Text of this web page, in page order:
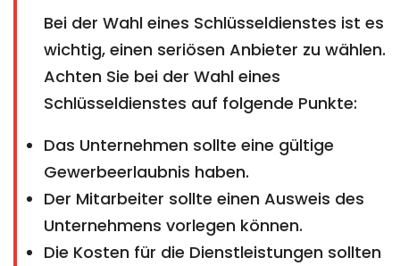
Bei der Wahl eines Schlüsseldienstes ist es
wichtig, einen seriösen Anbieter zu wählen.
Achten Sie bei der Wahl eines
Schlüsseldienstes auf folgende Punkte:
Das Unternehmen sollte eine gültige
Gewerbeerlaubnis haben.
Der Mitarbeiter sollte einen Ausweis des
Unternehmens vorlegen können.
Die Kosten für die Dienstleistungen sollten